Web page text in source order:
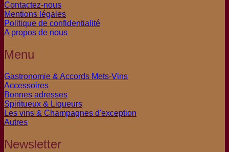
Contactez-nous
Mentions légales
Politique de confidentialité
A propos de nous
Menu
Gastronomie & Accords Mets-Vins
Accessoires
Bonnes adresses
Spiritueux & Liqueurs
Les vins & Champagnes d'exception
Autres
Newsletter